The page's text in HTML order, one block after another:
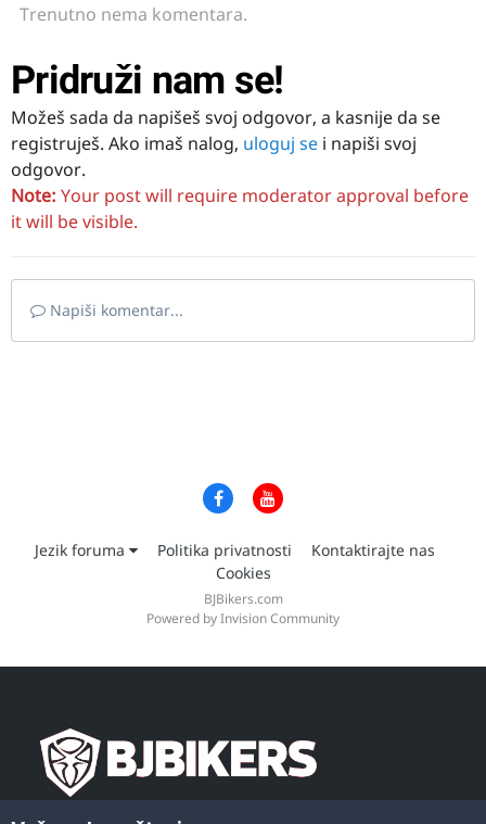
Trenutno nema komentara.
Pridruži nam se!
Možeš sada da napišeš svoj odgovor, a kasnije da se
registruješ. Ako imaš nalog, uloguj se i napiši svoj
odgovor.
Note: Your post will require moderator approval before
it will be visible.
Napiši komentar...
Jezik foruma Politika privatnosti
Kontaktirajte nas
Cookies
BJBikers.com
Powered by Invision Community